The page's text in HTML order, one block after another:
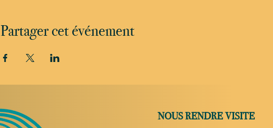
Partager cet événement
NOUS RENDRE VISITE